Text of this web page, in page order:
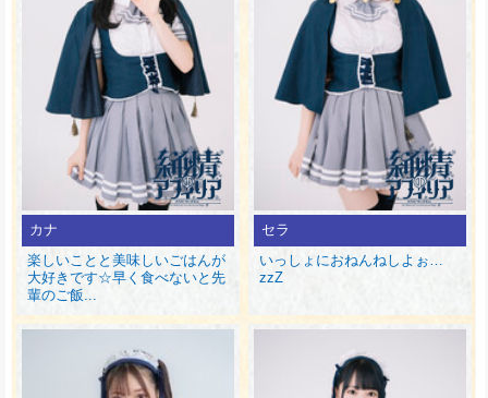
カナ
楽しいことと美味しいごはんが
大好きです☆早く食べないと先
輩のご飯...
セラ
いっしょにおねんねしよぉ…
zzZ